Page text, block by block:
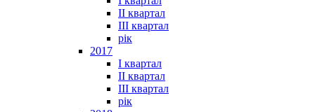
II квартал
III квартал
рік
2017
I квартал
II квартал
III квартал
рік